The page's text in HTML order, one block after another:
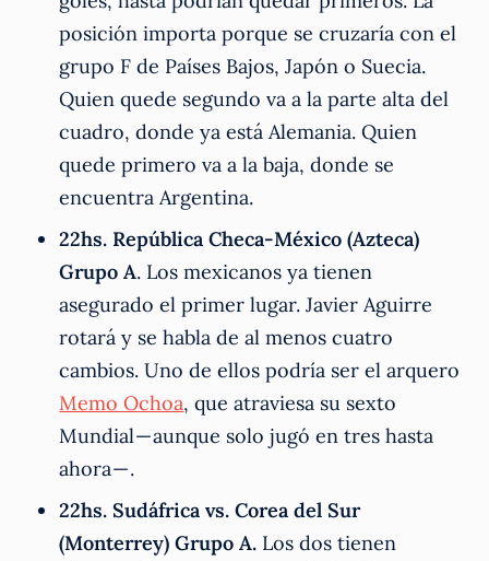
posición importa porque se cruzaría con el
grupo F de Países Bajos, Japón o Suecia.
Quien quede segundo va a la parte alta del
cuadro, donde ya está Alemania. Quien
quede primero va a la baja, donde se
encuentra Argentina.
22hs. República Checa-México (Azteca)
Grupo A. Los mexicanos ya tienen
asegurado el primer lugar. Javier Aguirre
rotará y se habla de al menos cuatro
cambios. Uno de ellos podría ser el arquero
Memo Ochoa, que atraviesa su sexto
Mundial — aunque solo jugó en tres hasta
ahora — .
22hs. Sudáfrica vs. Corea del Sur
(Monterrey) Grupo A. Los dos tienen